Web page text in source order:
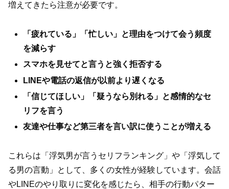
増えてきたら注意が必要です。
「疲れている」「忙しい」と理由をつけて会う頻度
を減らす
スマホを見せてと言うと強く拒否する
LINEや電話の返信が以前より遅くなる
「信じてほしい」「疑うなら別れる」と感情的なセ
リフを言う
友達や仕事など第三者を言い訳に使うことが増える
これらは「浮気男が言うセリフランキング」や「浮気して
る男の言動」として、多くの女性が経験しています。会話
やLINEのやり取りに変化を感じたら、相手の行動パター